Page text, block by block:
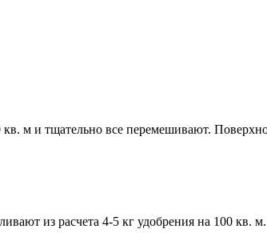
кв. м и тщательно все перемешивают.
из расчета 4-5 кг удобрения на 100 кв.